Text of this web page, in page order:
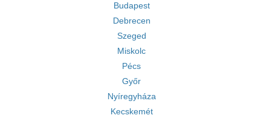
Budapest
Debrecen
Szeged
Miskolc
Pécs
Győr
Nyíregyháza
Kecskemét